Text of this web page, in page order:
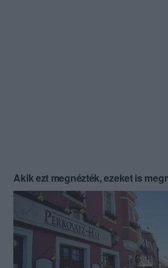
Akik ezt megnézték, ezeket is